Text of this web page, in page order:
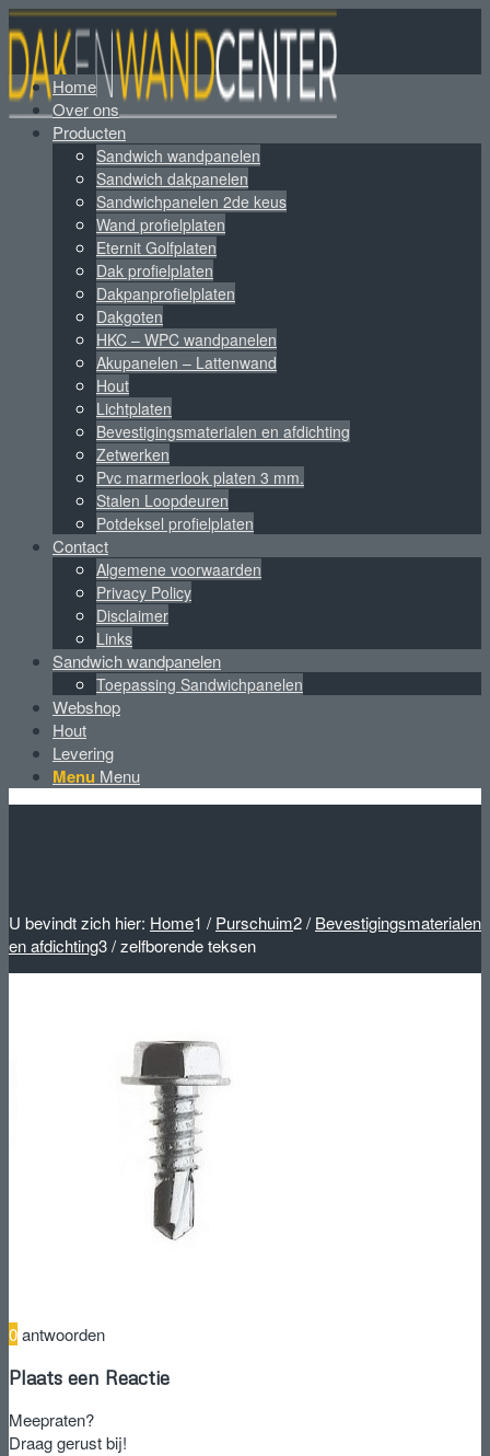
Home
Over ons
Producten
Sandwich wandpanelen
Sandwich dakpanelen
Sandwichpanelen 2de keus
Wand profielplaten
Eternit Golfplaten
Dak profielplaten
Dakpanprofielplaten
Dakgoten
HKC – WPC wandpanelen
Akupanelen – Lattenwand
Hout
Lichtplaten
Bevestigingsmaterialen en afdichting
Zetwerken
Pvc marmerlook platen 3 mm.
Stalen Loopdeuren
Potdeksel profielplaten
Contact
Algemene voorwaarden
Privacy Policy
Disclaimer
Links
Sandwich wandpanelen
Toepassing Sandwichpanelen
Webshop
Hout
Levering
Menu Menu
U bevindt zich hier: Home1 / Purschuim2/ Bevestigingsmaterialen
en afdichting3/zelfborende teksen
0antwoorden
Plaats een Reactie
Meepraten?
Draag gerust bij!